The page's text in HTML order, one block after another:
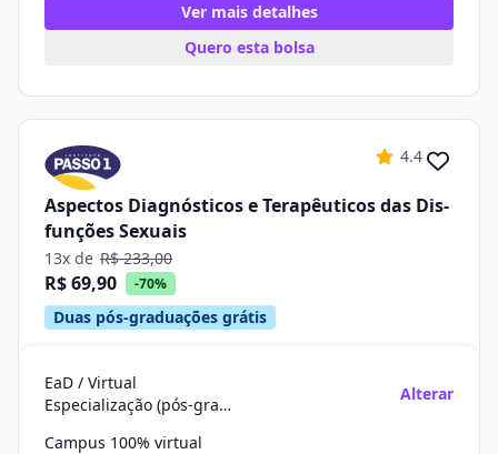
Ver mais detalhes
Quero esta bolsa
4.4
Aspectos Diagnósticos e Terapêuticos das Dis-
funções Sexuais
13x de R$ 233,00
R$ 69,90 -70%
Duas pós-graduações grátis
EaD / Virtual
Especialização (pós-graduação)
Alterar
Campus 100% virtual